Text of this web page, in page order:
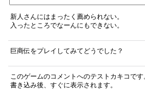
新人さんにはまったく薦められない。
入ったところでなーんにもできない。
巨商伝をプレイしてみてどうでした？
このゲームのコメントへのテストカキコです
書き込み後、すぐに表示されます。